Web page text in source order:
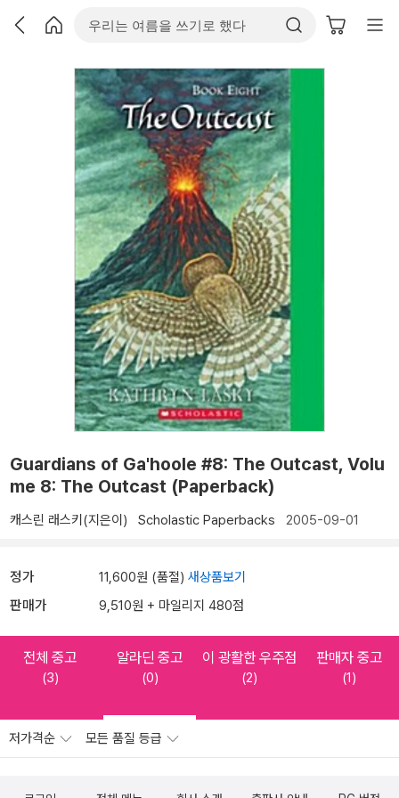
Guardians of Ga'hoole #8: The Outcast, Volu
me 8: The Outcast (Paperback)
캐스린 래스키(지은이) Scholastic Paperbacks 2005-09-01
정가 11,600원 (품절) 새상품보기
판매가 9,510원 + 마일리지 480점
전체 중고
(3)
알라딘 중고
(0)
이 광활한 우주점
(2)
판매자 중고
(1)
저가격순 모든 품질 등급